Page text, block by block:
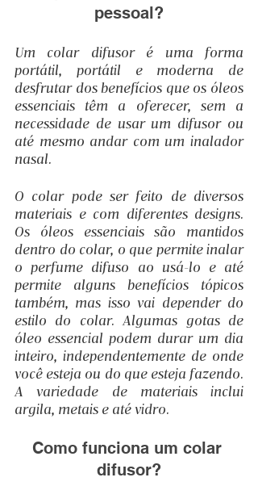
pessoal?
Um colar difusor é uma forma
portátil, portátil e moderna de
desfrutar dos benefícios que os óleos
essenciais têm a oferecer, sem a
necessidade de usar um difusor ou
até mesmo andar com um inalador
nasal.
O colar pode ser feito de diversos
materiais e com diferentes designs.
Os óleos essenciais são mantidos
dentro do colar, o que permite inalar
o perfume difuso ao usá-lo e até
permite alguns benefícios tópicos
também, mas isso vai depender do
estilo do colar. Algumas gotas de
óleo essencial podem durar um dia
inteiro, independentemente de onde
você esteja ou do que esteja fazendo.
A variedade de materiais inclui
argila, metais e até vidro.
Como funciona um colar
difusor?